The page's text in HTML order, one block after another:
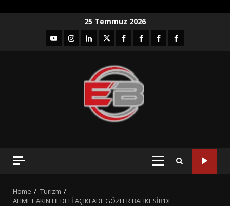
25 Temmuz 2026
YouTubeInstagram
LinkedIntwitterfacebook-Facebook-
Facebook-Facebook-
PRIMARY
Home
Turizm
AHMET AKIN HEDEFİ AÇIKLADI: GÖZLER BALIKESİR’DE